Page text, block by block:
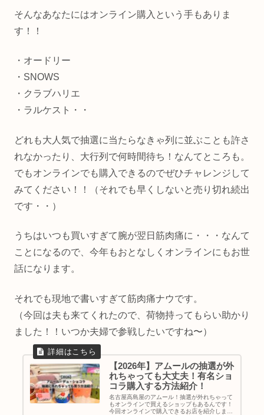
そんなあなたにはオンライン購入という手もありま
す！！
・オードリー
・SNOWS
・クラブハリエ
・ラルケスト・・
どれも大人気で抽選に当たらなきゃ列に並ぶことも許さ
れなかったり、大行列で何時間待ち！なんてところも。
でもオンラインでも購入できるのでぜひチャレンジして
みてください！！（それでも早くしないと売り切れ続出
です・・）
うちはいつも買いすぎて腕が翌日筋肉痛に・・・なんて
ことになるので、今年もおとなしくオンラインにもお世
話になります。
それでも現地で書いすぎて筋肉痛ナウです。
（今回は夫も来てくれたので、荷物持ってもらい助かり
ました！！いつか夫婦で参戦したいですね〜）
【2026年】アムールの抽選が外
れちゃっても大丈夫！有名ショ
コラ購入する方法紹介！
名古屋高島屋のアムール！抽選が外れちゃって
もオンラインで買えるショップもあるんです！
今回オンラインで購入できるお店を紹介しま